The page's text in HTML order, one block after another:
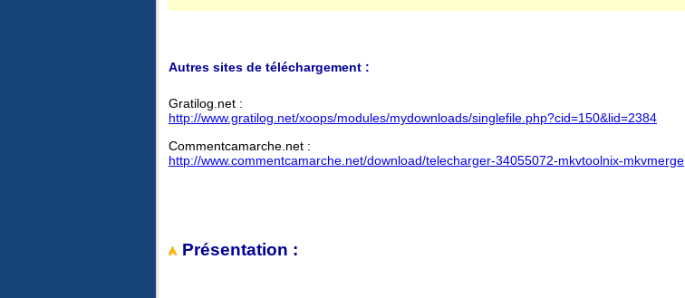
Autres sites de téléchargement :
Gratilog.net :
http://www.gratilog.net/xoops/modules/mydownloads/singlefile.php?cid=150&lid=2384
Commentcamarche.net :
http://www.commentcamarche.net/download/telecharger-34055072-mkvtoolnix-mkvmerge
Présentation :